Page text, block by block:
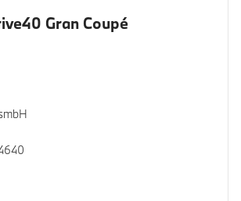
Gran Coupé